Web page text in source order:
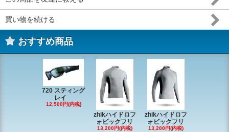
買い物を続ける
おすすめ商品
720 スティング
レイ
12,500円(内税)
zhikハイドロフ
ォビックフリ
13,200円(内税)
zhikハイドロフ
ォビックフリ
13,200円(内税)